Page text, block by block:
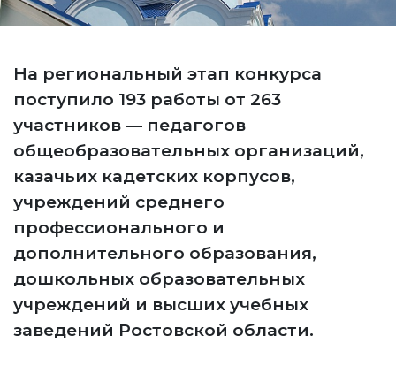
На региональный этап конкурса
поступило 193 работы от 263
участников — педагогов
общеобразовательных организаций,
казачьих кадетских корпусов,
учреждений среднего
профессионального и
дополнительного образования,
дошкольных образовательных
учреждений и высших учебных
заведений Ростовской области.